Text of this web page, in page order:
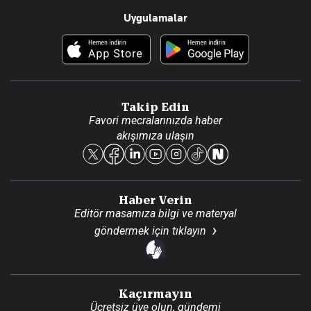
Foto Haber
Künye
Reklam Ver
Uygulamalar
Takip Edin
Favori mecralarınızda haber
akışımıza ulaşın
Haber Verin
Editör masamıza bilgi ve materyal
göndermek için tıklayın
Kaçırmayın
Ücretsiz üye olun, gündemi